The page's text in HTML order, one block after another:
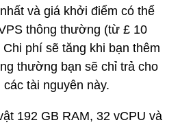
và giá khởi điểm có thể
thông thường (từ £ 10
phí sẽ tăng khi bạn thêm
thường bạn sẽ chỉ trả cho
tài nguyên này.
192 GB RAM, 32 vCPU và